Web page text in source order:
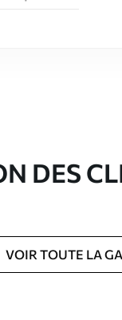
50 cm de large.
DES
VOIR TOUTE LA